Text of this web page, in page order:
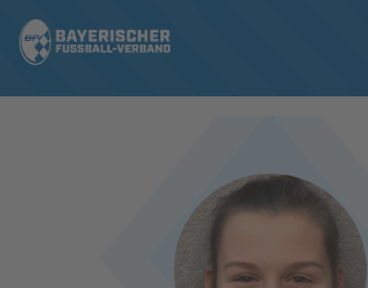
ERGEBNISSE & WETTBEWERBE